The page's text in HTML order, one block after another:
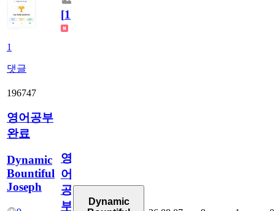
1
댓글
[1]
196747
영어공부
완료
Dynamic
Bountiful
Joseph
영
어
공
부
Dynamic